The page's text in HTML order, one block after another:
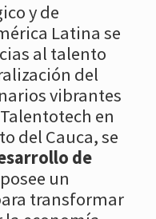
y de
Latina se
al talento
del
vibrantes
en
del Cauca, se
de
posee un
transformar